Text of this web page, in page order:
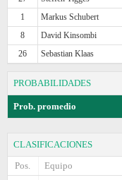
1
Markus Schubert
8
David Kinsombi
26
Sebastian Klaas
PROBABILIDADES
Prob. promedio
CLASIFICACIONES
Pos.
Equipo